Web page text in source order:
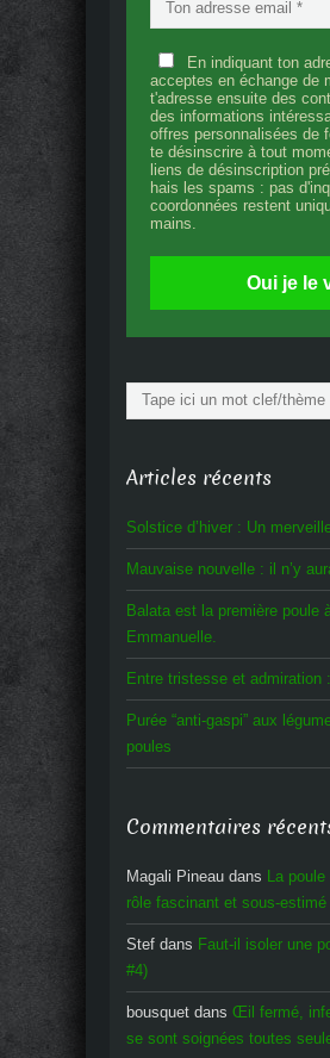
En indiquant ton
acceptes en échange de
t'adresse ensuite des
des informations
offres personnalisées de
te désinscrire à tout
liens de désinscription
hais les spams : pas
coordonnées restent
mains.
Oui je le
Rechercher
Articles récents
Solstice d’hiver : Un
Mauvaise nouvelle : il n’y
Balata est la première poule
Emmanuelle.
Entre tristesse et admiration
Purée “anti-gaspi” aux
poules
Commentaires
Magali Pineau dans La
rôle fascinant et sous-estimé
Stef dans Faut-il isoler une
#4)
bousquet dans Œil fermé,
se sont soignées toutes